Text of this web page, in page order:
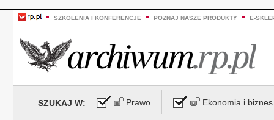
SZKOLENIA I KONFERENCJE POZNAJ NASZE PRODUKTY E-
SZUKAJ W: Prawo Ekonomia i biznes